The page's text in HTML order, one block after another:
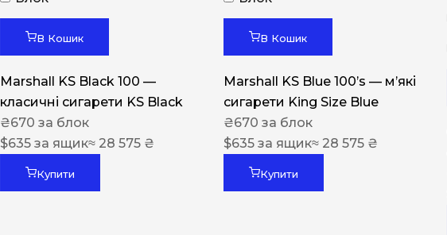
Nistru
В Кошик
Marshall KS Black 100 —
класичні сигарети KS Black
₴670 за блок
$635 за ящик≈ 28 575 ₴
Купити
В Кошик
Marshall KS Blue 100’s — м’які
сигарети King Size Blue
₴670 за блок
$635 за ящик≈ 28 575 ₴
Купити